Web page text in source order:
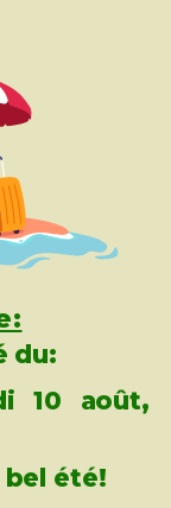
du:
10 août,
été!